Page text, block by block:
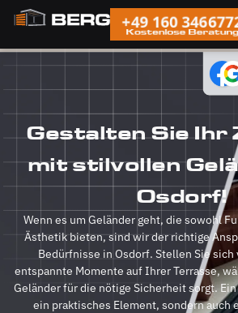
+49 160
Kostenlose Beratung
Gestalten Sie Ihr
mit stilvollen
Osdorf!
Wenn es um Geländer geht, die sowohl
Ästhetik bieten, sind wir der richtige
Bedürfnisse in Osdorf. Stellen Sie sich
entspannte Momente auf Ihrer Terrasse,
Geländer für die nötige Sicherheit sorgt.
ein praktisches Element, sondern auch